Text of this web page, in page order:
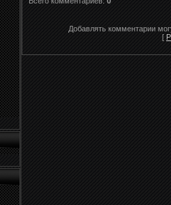
Добавлять комментарии
[